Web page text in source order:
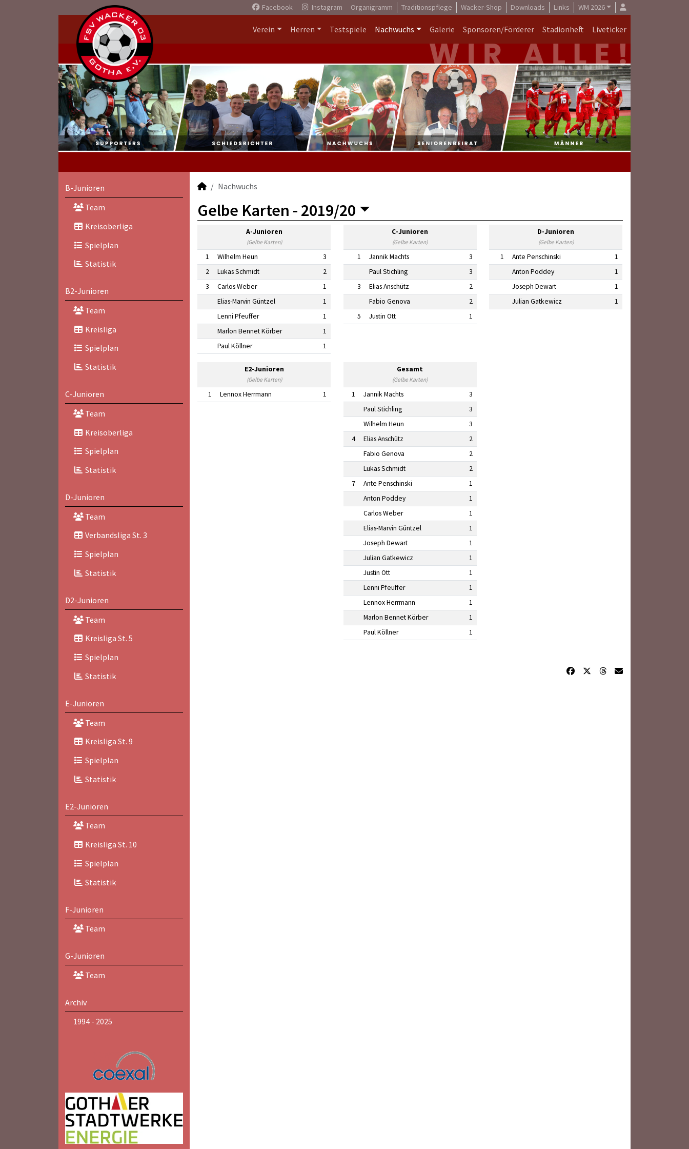
Facebook Instagram Organigramm Traditionspflege Wacker-Shop Downloads Links WM 2026
Verein Herren Testspiele Nachwuchs Galerie Sponsoren/Förderer Stadionheft Liveticker
B-Junioren
Team
Kreisoberliga
Spielplan
Statistik
B2-Junioren
Team
Kreisliga
Spielplan
Statistik
C-Junioren
Team
Kreisoberliga
Spielplan
Statistik
D-Junioren
Team
Verbandsliga St. 3
Spielplan
Statistik
D2-Junioren
Team
Kreisliga St. 5
Spielplan
Statistik
E-Junioren
Team
Kreisliga St. 9
Spielplan
Statistik
E2-Junioren
Team
Kreisliga St. 10
Spielplan
Statistik
F-Junioren
Team
G-Junioren
Team
Archiv
1994 - 2025
Nachwuchs
Gelbe Karten - 2019/20
A-Junioren
(Gelbe Karten)
1 Wilhelm Heun
3
2
Lukas Schmidt
2
3
Carlos Weber
1
Elias-Marvin Güntzel
1
Lenni Pfeuffer
1
Marlon Bennet Körber
1
Paul Köllner
1
C-Junioren
(Gelbe Karten)
1 Jannik Machts
3
Paul Stichling
3
3
Elias Anschütz
2
Fabio Genova
2
5
Justin Ott 1
D-Junioren
(Gelbe Karten)
1 Ante Penschinski
1
Anton Poddey
1
Joseph Dewart
1
Julian Gatkewicz
1
E2-Junioren
(Gelbe Karten)
1 Lennox Herrmann 1
Gesamt
(Gelbe Karten)
1 Jannik Machts
3
Paul Stichling
3
Wilhelm Heun
3
4
Elias Anschütz
2
Fabio Genova
2
Lukas Schmidt
2
7
Ante Penschinski
1
Anton Poddey
1
Carlos Weber
1
Elias-Marvin Güntzel
1
Joseph Dewart
1
Julian Gatkewicz
1
Justin Ott
1
Lenni Pfeuffer
1
Lennox Herrmann
1
Marlon Bennet Körber
1
Paul Köllner
1